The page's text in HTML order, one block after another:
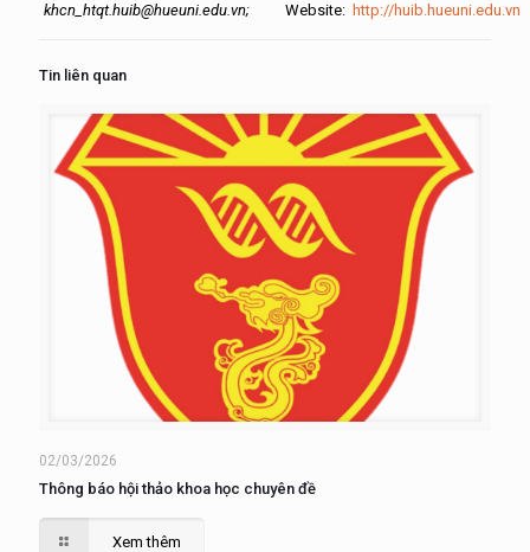
khcn_htqt.huib@hueuni.edu.vn; Website: http://huib.hueuni.edu.vn
Tin liên quan
02/03/2026
Thông báo hội thảo khoa học chuyên đề
Xem thêm